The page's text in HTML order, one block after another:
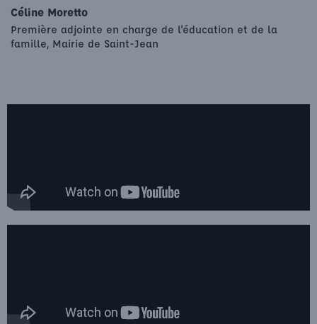
Céline Moretto
Première adjointe en charge de l'éducation et de la
famille, Mairie de Saint-Jean